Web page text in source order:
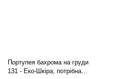
Портупея бахрома на груди
131 - Еко-Шкіра, потрібна